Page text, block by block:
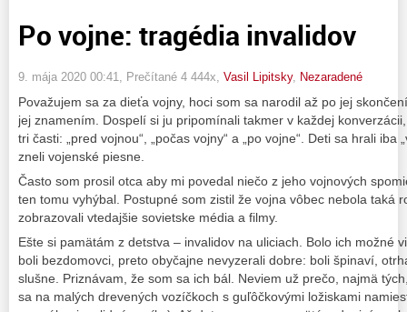
Po vojne: tragédia invalidov
9. mája 2020 00:41 , Prečítané 4 444x, Vasil Lipitsky, Nezaradené
Považujem sa za dieťa vojny, hoci som sa narodil až po jej
jej znamením. Dospelí si ju pripomínali takmer v každej
tri časti: „pred vojnou“, „počas vojny“ a „po vojne“. Deti sa hrali iba
zneli vojenské piesne.
Často som prosil otca aby mi povedal niečo z jeho vojnových
ten tomu vyhýbal. Postupné som zistil že vojna vôbec nebola taká
zobrazovali vtedajšie sovietske média a filmy.
Ešte si pamätám z detstva – invalidov na uliciach. Bolo ich možné
boli bezdomovci, preto obyčajne nevyzerali dobre: boli špinaví,
slušne. Priznávam, že som sa ich bál. Neviem už prečo, najmä
sa na malých drevených vozíčkoch s guľôčkovými ložiskami